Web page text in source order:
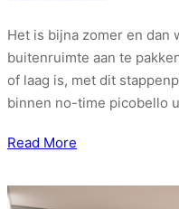
Het is bijna zomer en dan
buitenruimte aan te
of laag is, met dit
binnen no-time picobello
Read More